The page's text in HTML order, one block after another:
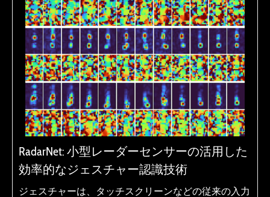
RadarNet: 小型レーダーセンサーの活用した
効率的なジェスチャー認識技術
ジェスチャーは、タッチスクリーンなどの従来の入力